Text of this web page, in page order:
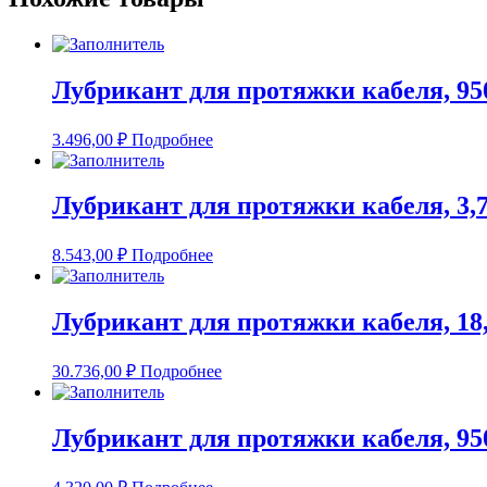
Лубрикант для протяжки кабеля,
3.496,00 ₽ Подробнее
Лубрикант для протяжки кабеля,
8.543,00 ₽ Подробнее
Лубрикант для протяжки кабеля,
30.736,00 ₽ Подробнее
Лубрикант для протяжки кабеля,